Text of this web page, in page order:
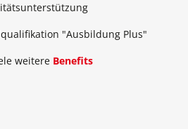
"Ausbildung Plus"
weitere Benefits